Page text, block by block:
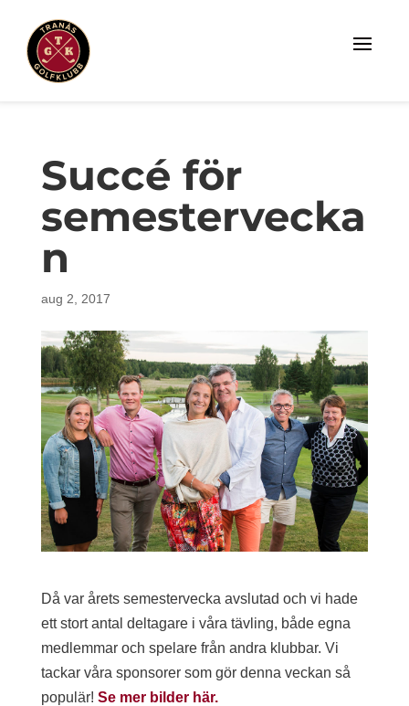
Succé för
semestervecka
n
aug 2, 2017
Då var årets semestervecka avslutad och vi hade
ett stort antal deltagare i våra tävling, både egna
medlemmar och spelare från andra klubbar. Vi
tackar våra sponsorer som gör denna veckan så
populär! Se mer bilder här.